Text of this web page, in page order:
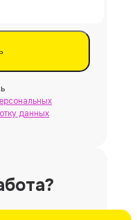
данных